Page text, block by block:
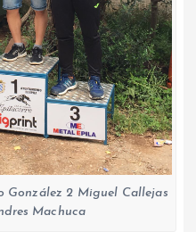
González 2 Miguel Callejas
Machuca